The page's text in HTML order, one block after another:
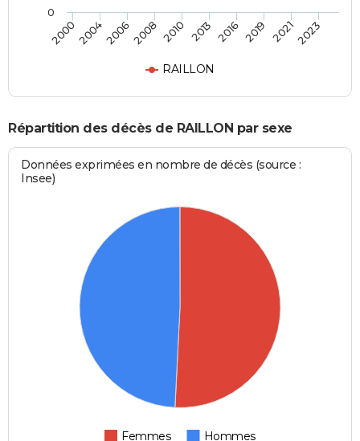
RAILLON
2000200420062008 2010 2013 2016 2019 20212023
0
Répartition des décès de RAILLON par sexe
Données exprimées en nombre de décès (source :
Insee)
Femmes Hommes